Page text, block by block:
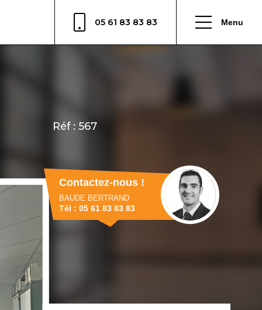
05 61 83 83 83 Menu
Contactez-nous !
BAUDE BERTRAND
Tél : 05 61 83 83 83